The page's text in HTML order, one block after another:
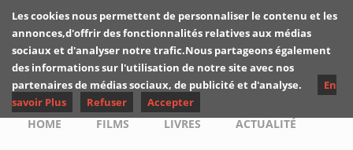
Skip to main content
Les critiques de
Yuyine
Main menu
HOME FILMS LIVRES ACTUALITÉ
Les cookies nous permettent de personnaliser le contenu et les
annonces,d'offrir des fonctionnalités relatives aux médias
sociaux et d'analyser notre trafic.Nous partageons également
des informations sur l'utilisation de notre site avec nos
partenaires de médias sociaux, de publicité et d'analyse.
En
savoir Plus
Refuser Accepter